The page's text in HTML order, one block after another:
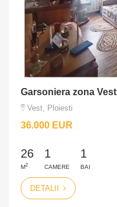
Garsoniera zona Vest
Vest, Ploiesti
36.000 EUR
26
M2
1
CAMERE
1
BAI
DETALII